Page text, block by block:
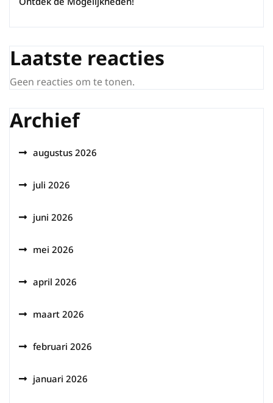
Laatste reacties
Geen reacties om te tonen.
Archief
augustus 2026
juli 2026
juni 2026
mei 2026
april 2026
maart 2026
februari 2026
januari 2026